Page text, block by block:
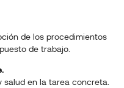
de los procedimientos
de trabajo.
salud en la tarea concreta.